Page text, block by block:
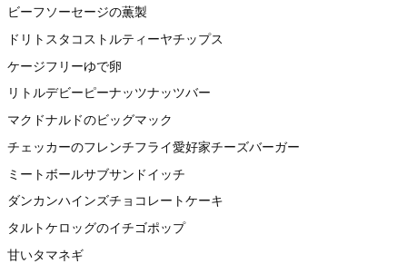
ビーフソーセージの薫製
ドリトスタコストルティーヤチップス
ケージフリーゆで卵
リトルデビーピーナッツナッツバー
マクドナルドのビッグマック
チェッカーのフレンチフライ愛好家チーズバーガー
ミートボールサブサンドイッチ
ダンカンハインズチョコレートケーキ
タルトケロッグのイチゴポップ
甘いタマネギ